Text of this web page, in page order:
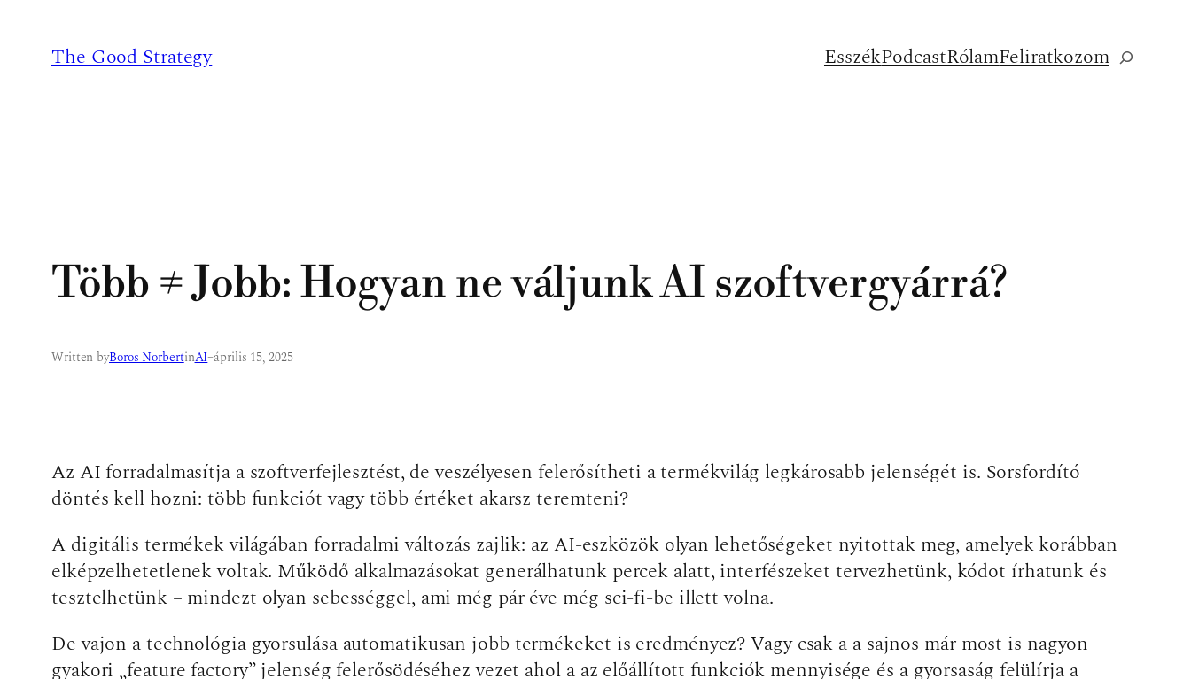
tartalomhoz
The Good Strategy EsszékPodcastRólamFeliratkozomKeresés
Több ≠ Jobb: Hogyan ne váljunk AI szoftvergyárrá?
Written byBoros NorbertinAI–április 15, 2025
Az AI forradalmasítja a szoftverfejlesztést, de veszélyesen felerősítheti a termékvilág legkárosabb jelenségét is. Sorsfordító
döntés kell hozni: több funkciót vagy több értéket akarsz teremteni?
A digitális termékek világában forradalmi változás zajlik: az AI-eszközök olyan lehetőségeket nyitottak meg, amelyek korábban
elképzelhetetlenek voltak. Működő alkalmazásokat generálhatunk percek alatt, interfészeket tervezhetünk, kódot írhatunk és
tesztelhetünk – mindezt olyan sebességgel, ami még pár éve még sci-fi-be illett volna.
De vajon a technológia gyorsulása automatikusan jobb termékeket is eredményez? Vagy csak a a sajnos már most is nagyon
gyakori „feature factory” jelenség felerősödéséhez vezet ahol a az előállított funkciók mennyisége és a gyorsaság felülírja a